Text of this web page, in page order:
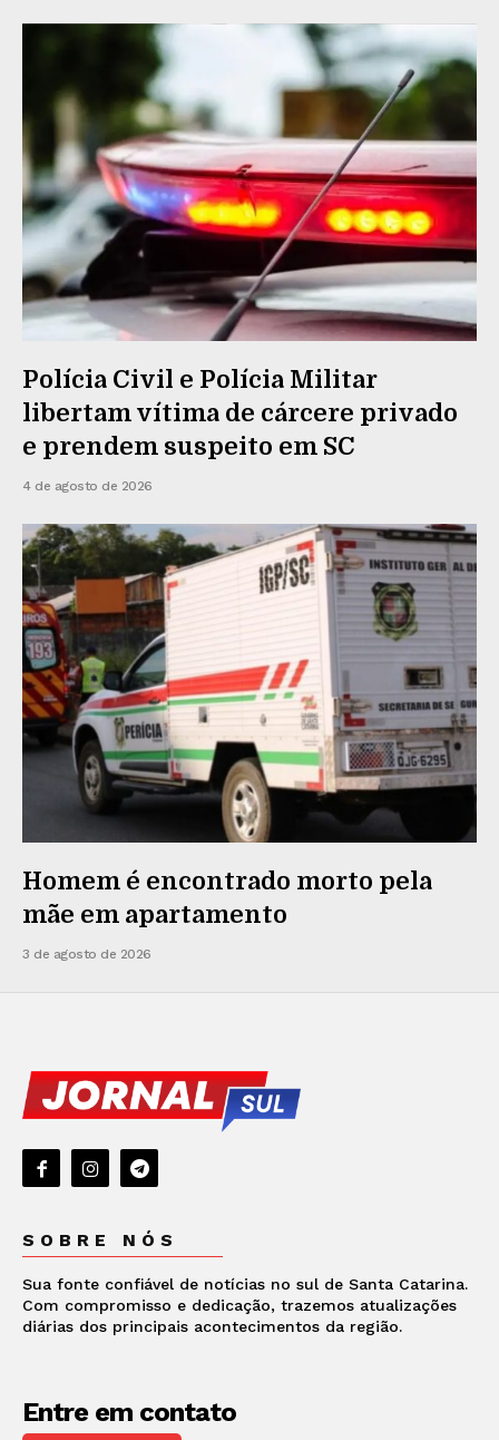
Polícia Civil e Polícia Militar
libertam vítima de cárcere privado
e prendem suspeito em SC
4 de agosto de 2026
Homem é encontrado morto pela
mãe em apartamento
3 de agosto de 2026
SOBRE NÓS
Sua fonte confiável de notícias no sul de Santa Catarina.
Com compromisso e dedicação, trazemos atualizações
diárias dos principais acontecimentos da região.
Entre em contato